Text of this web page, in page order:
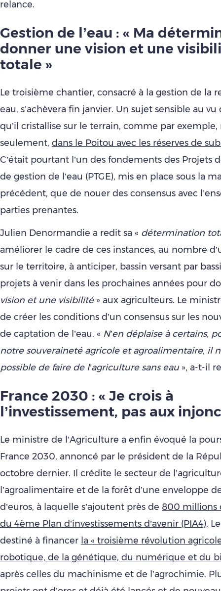
relance.
Gestion de l’eau : « Ma
donner une vision et une
totale »
Le troisième chantier, consacré à la gestion de la
eau, s’achèvera fin janvier. Un sujet sensible au vu
qu’il cristallise sur le terrain, comme par exemple,
seulement, dans le Poitou avec les réserves de
C’était pourtant l’un des fondements des Projets
de gestion de l’eau (PTGE), mis en place sous la
précédent, que de nouer des consensus avec
parties prenantes.
Julien Denormandie a redit sa « détermination
améliorer le cadre de ces instances, au nombre
sur le territoire, à anticiper, bassin versant par
projets à venir dans les prochaines années pour
vision et une visibilité» aux agriculteurs. Le
de créer les conditions d’un consensus sur les
de captation de l’eau. « N’en déplaise à certains,
notre souveraineté agricole et agroalimentaire, il
possible de faire de l’agriculture sans eau», a-t-il
France 2030 : « Je crois à
l’investissement, pas aux
Le ministre de l’Agriculture a enfin évoqué la
France 2030, annoncé par le président de la
octobre dernier. Il crédite le secteur de
l’agroalimentaire et de la forêt d’une enveloppe
d’euros, à laquelle s’ajoutent près de 800 millions
du 4ème Plan d’investissements d’avenir (PIA4).
destiné à financer la « troisième révolution
robotique, de la génétique, du numérique et du
après celles du machinisme et de l’agrochimie.